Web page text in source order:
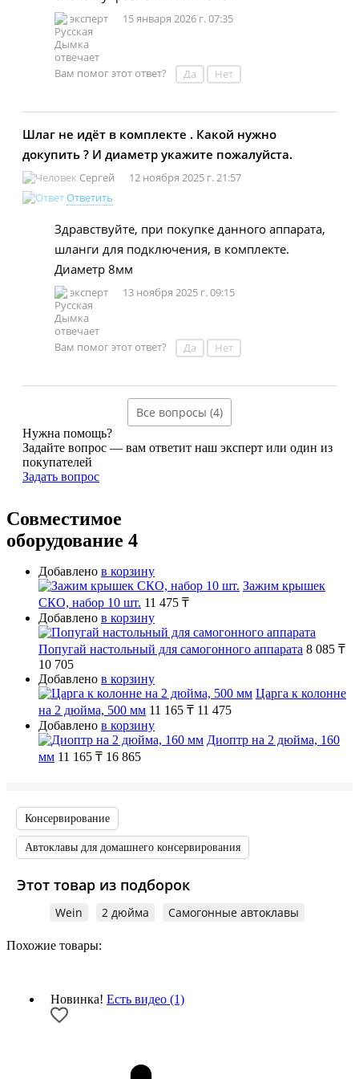
эксперт 15 января 2026 г. 07:35
Вам помог этот ответ? Да Нет
Шлаг не идёт в комплекте . Какой нужно
докупить ? И диаметр укажите пожалуйста.
Сергей
12 ноября 2025 г. 21:57
Ответить
Здравствуйте, при покупке данного аппарата,
шланги для подключения, в комплекте.
Диаметр 8мм
эксперт 13 ноября 2025 г. 09:15
Вам помог этот ответ? Да Нет
Все вопросы (4)
Нужна помощь?
Задайте вопрос — вам ответит наш эксперт или один из
покупателей
Задать вопрос
Совместимое
оборудование 4
Добавлено в корзину
Зажим крышек
СКО, набор 10 шт. 11 475 ₸
Добавлено в корзину
Попугай настольный для самогонного аппарата 8 085 ₸
10 705
Добавлено в корзину
Царга к колонне
на 2 дюйма, 500 мм 11 165 ₸ 11 475
Добавлено в корзину
Диоптр на 2 дюйма, 160
мм 11 165 ₸ 16 865
Консервирование
Автоклавы для домашнего консервирования
Этот товар из подборок
Wein 2 дюйма Самогонные автоклавы
Похожие товары:
Новинка! Есть видео (1)